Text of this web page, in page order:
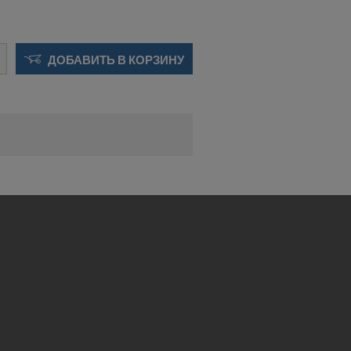
ДОБАВИТЬ В КОРЗИНУ